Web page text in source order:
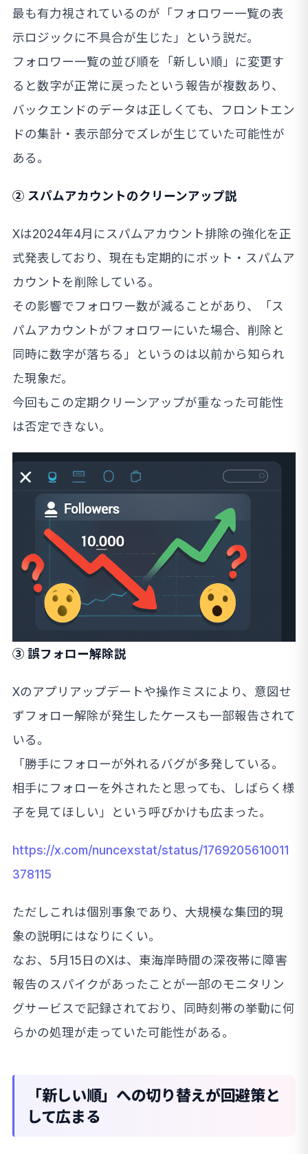
最も有力視されているのが「フォロワー一覧の表
示ロジックに不具合が生じた」という説だ。
フォロワー一覧の並び順を「新しい順」に変更す
ると数字が正常に戻ったという報告が複数あり、
バックエンドのデータは正しくても、フロントエン
ドの集計・表示部分でズレが生じていた可能性が
ある。
② スパムアカウントのクリーンアップ説
Xは2024年4月にスパムアカウント排除の強化を正
式発表しており、現在も定期的にボット・スパムア
カウントを削除している。
その影響でフォロワー数が減ることがあり、「ス
パムアカウントがフォロワーにいた場合、削除と
同時に数字が落ちる」というのは以前から知られ
た現象だ。
今回もこの定期クリーンアップが重なった可能性
は否定できない。
③ 誤フォロー解除説
Xのアプリアップデートや操作ミスにより、意図せ
ずフォロー解除が発生したケースも一部報告されて
いる。
「勝手にフォローが外れるバグが多発している。
相手にフォローを外されたと思っても、しばらく様
子を見てほしい」という呼びかけも広まった。
https://x.com/nuncexstat/status/1769205610011
378115
ただしこれは個別事象であり、大規模な集団的現
象の説明にはなりにくい。
なお、5月15日のXは、東海岸時間の深夜帯に障害
報告のスパイクがあったことが一部のモニタリン
グサービスで記録されており、同時刻帯の挙動に何
らかの処理が走っていた可能性がある。
「新しい順」への切り替えが回避策と
して広まる